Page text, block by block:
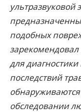
ультразвуковой
подобных
для
последствий
обследовании